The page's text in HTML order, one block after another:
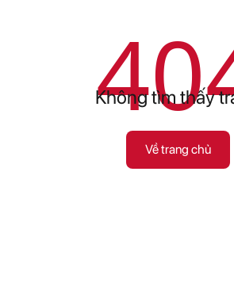
Không tìm thấy
Về trang chủ